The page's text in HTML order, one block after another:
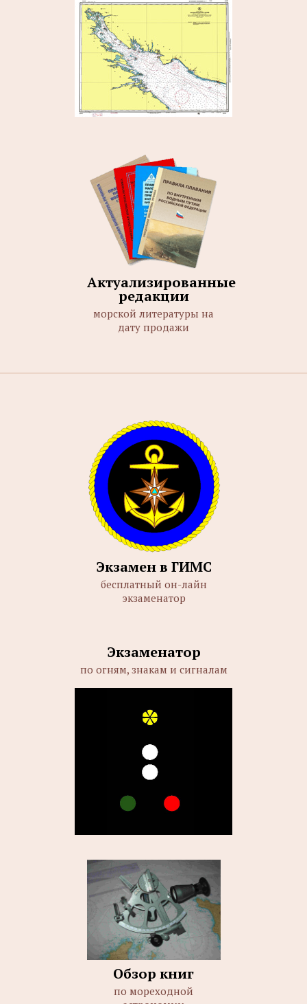
Актуализированные
редакции
морской литературы на
дату продажи
Экзамен в ГИМС
бесплатный он-лайн
экзаменатор
Экзаменатор
по огням, знакам и сигналам
Обзор книг
по мореходной